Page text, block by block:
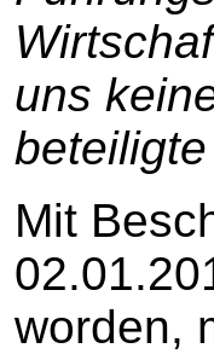
uns
Mit
worden,